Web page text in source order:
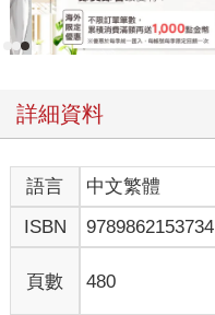
詳細資料
語言 中文繁體
ISBN
9789862153734
頁數 480